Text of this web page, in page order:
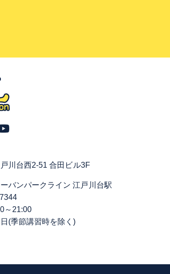
川台西2-51 合田ビル3F
バンパークライン 江戸川台駅
～21:00
(季節講習時を除く)